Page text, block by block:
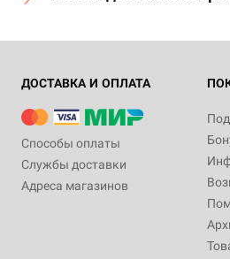
ДОСТАВКА И ОПЛАТА
Способы оплаты
Службы доставки
Адреса магазинов